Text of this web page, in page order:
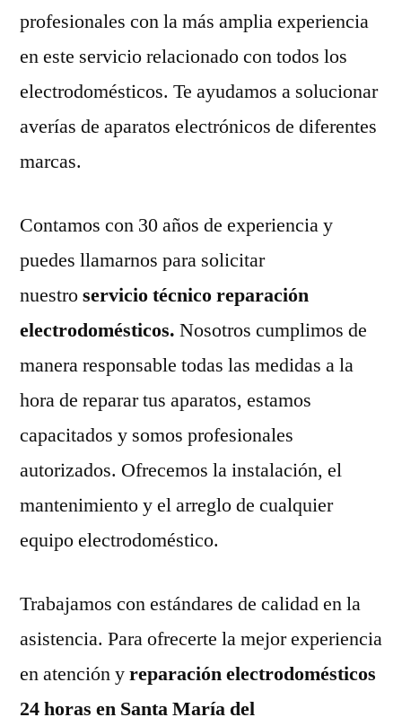
profesionales con la más amplia experiencia
en este servicio relacionado con todos los
electrodomésticos. Te ayudamos a solucionar
averías de aparatos electrónicos de diferentes
marcas.
Contamos con 30 años de experiencia y
puedes llamarnos para solicitar
nuestroservicio técnico reparación
electrodomésticos. Nosotros cumplimos de
manera responsable todas las medidas a la
hora de reparar tus aparatos, estamos
capacitados y somos profesionales
autorizados. Ofrecemos la instalación, el
mantenimiento y el arreglo de cualquier
equipo electrodoméstico.
Trabajamos con estándares de calidad en la
asistencia. Para ofrecerte la mejor experiencia
en atención yreparación electrodomésticos
24 horas en Santa María del